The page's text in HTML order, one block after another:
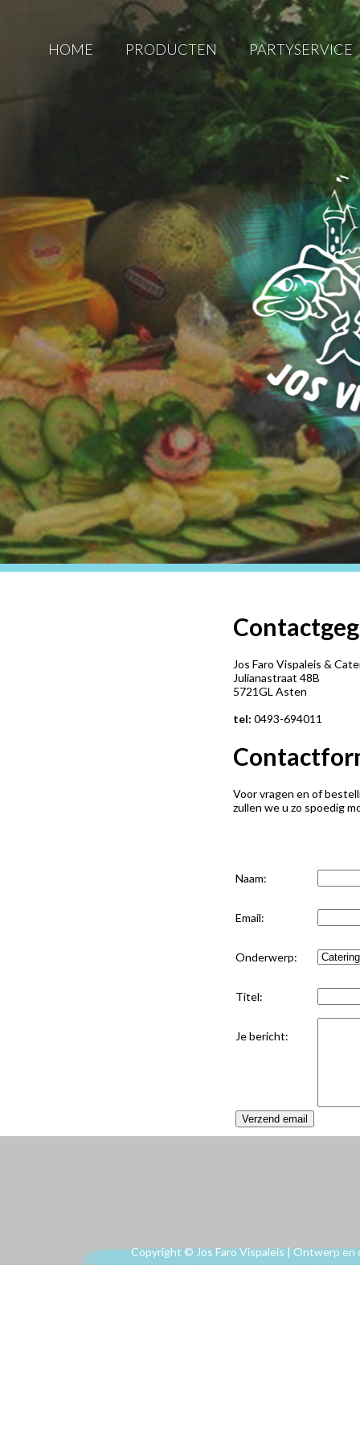
HOME PRODUCTEN PARTYSERVICE
Jos Faro Vispaleis &
Julianastraat 48B
5721GL Asten
tel: 0493-694011
Voor vragen en of
zullen we u zo spoedig
Naam:
Email:
Onderwerp:
Titel:
Je bericht:
Copyright © Jos Faro Vispaleis | Ontwerp